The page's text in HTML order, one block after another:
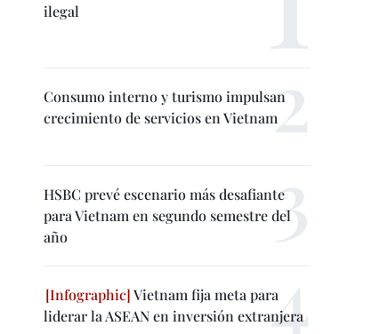
ilegal
Consumo interno y turismo impulsan
crecimiento de servicios en Vietnam
HSBC prevé escenario más desafiante
para Vietnam en segundo semestre del
año
Vietnam fija meta para
liderar la ASEAN en inversión extranjera